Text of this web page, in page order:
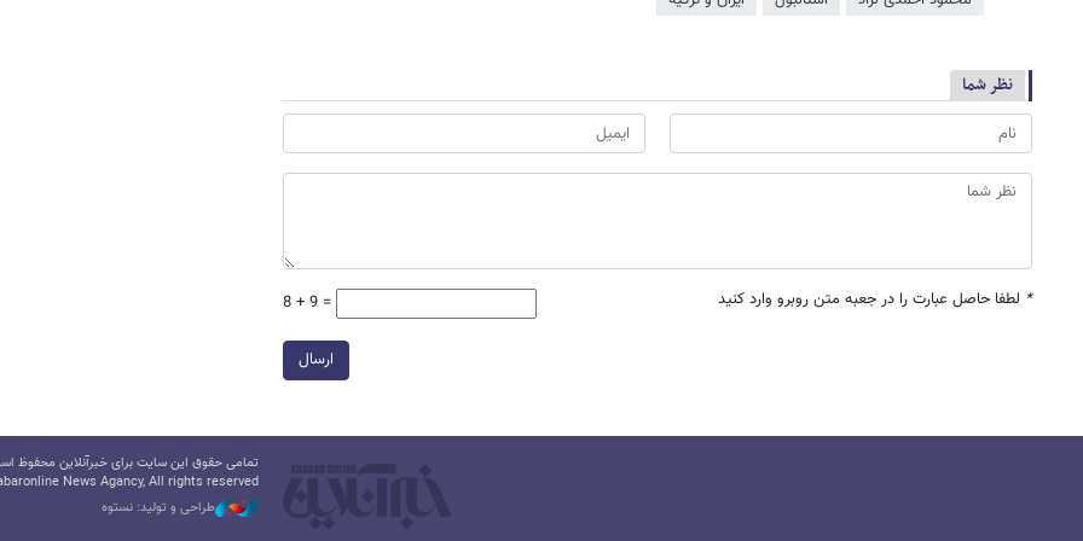
نظر شما
* لطفا حاصل عبارت را در جعبه متن روبرو وارد کنید 8 + 9 =
ارسال
تمامی حقوق این سایت برای خبرآنلاین محفوظ
News Agancy, All rights reserved
طراحی و تولید: نستوه